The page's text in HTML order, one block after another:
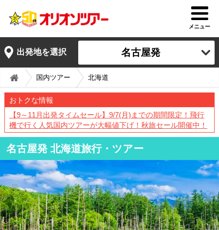
メニュー
出発地を選択 名古屋発
国内ツアー 北海道
おトクな情報
【9～11月出発タイムセール】9/7(月)までの期間限定！飛行
機で行く人気国内ツアーが大幅値下げ！秋旅セール開催中！
名古屋発 北海道旅行・ツアー